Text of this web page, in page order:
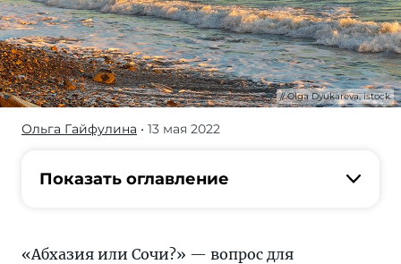
Olga Dyukareva, istock
Расположены
природа
Ольга Гайфулина • 13 мая 2022
Показать оглавление
«Абхазия или Сочи?» — вопрос для